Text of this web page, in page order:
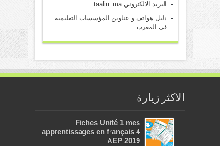
البريد الالكتروني taalim.ma
دليل هواتف و عناوين المؤسسات التعليمية
في المغرب
الاكثر زيارة
Fiches Unité 1 mes
apprentissages en français 4
AEP 2019